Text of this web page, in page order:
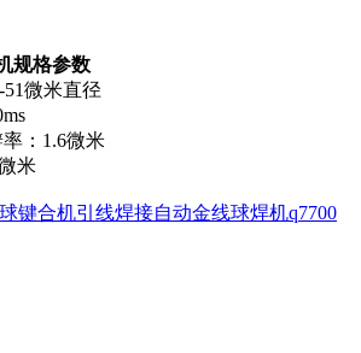
规格参数
微米直径
：1.6微米
米
键合机引线焊接自动金线球焊机q7700